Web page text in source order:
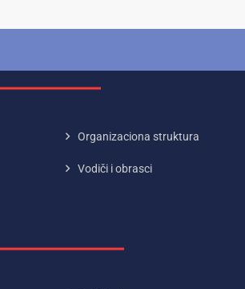
Organizaciona struktura
Vodiči i obrasci